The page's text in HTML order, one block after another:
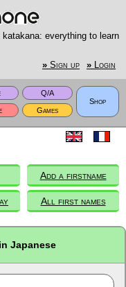
everything to learn
» Sign up » Login
Q/A
Shop
Games
Add a firstname
All first names
Japanese